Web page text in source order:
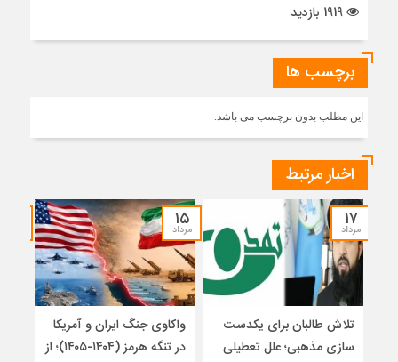
برچسب ها
این مطلب بدون برچسب می باشد.
اخبار مرتبط
۱۷
مرداد
تلاش طالبان برای یکدست
سازی مذهبی؛ علل تعطیلی
۱۵
مرداد
واکاوی جنگ ایران و آمریکا
در تنگه هرمز (۱۴۰۴-۱۴۰۵)؛ از